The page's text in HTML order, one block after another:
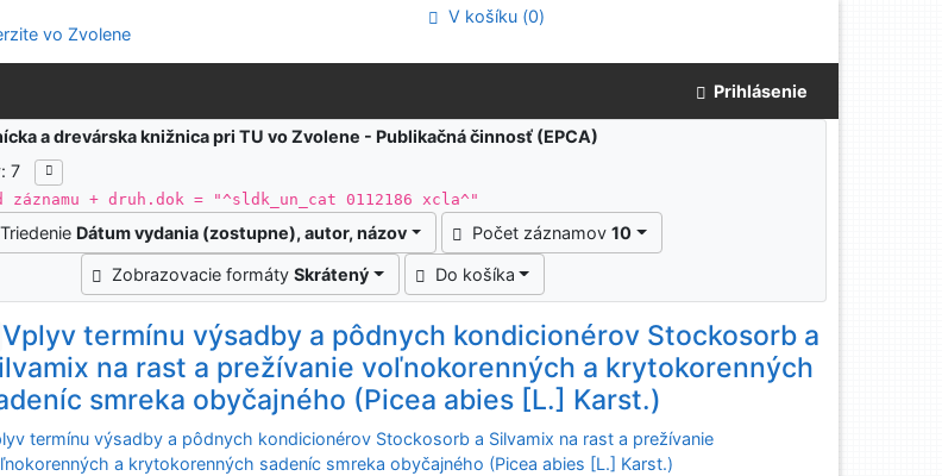
V košíku (0)
Prihlásenie
a drevárska knižnica pri TU vo Zvolene - Publikačná činnosť (EPCA)
7
záznamu + druh.dok = "^sldk_un_cat 0112186 xcla^"
Triedenie Dátum vydania (zostupne), autor, názov Počet záznamov10
Zobrazovacie formátySkrátený Do košíka
Vplyv termínu výsadby a pôdnych kondicionérov Stockosorb a
na rast a prežívanie voľnokorenných a krytokorenných
smreka obyčajného (Picea abies [L.] Karst.)
termínu výsadby a pôdnych kondicionérov Stockosorb a Silvamix na rast a prežívanie
a krytokorenných sadeníc smreka obyčajného (Picea abies [L.] Karst.)